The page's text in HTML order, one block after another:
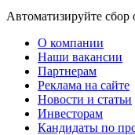
Автоматизируйте сбор
О компании
Наши вакансии
Партнерам
Реклама на сайте
Новости и статьи
Инвесторам
Кандидаты по